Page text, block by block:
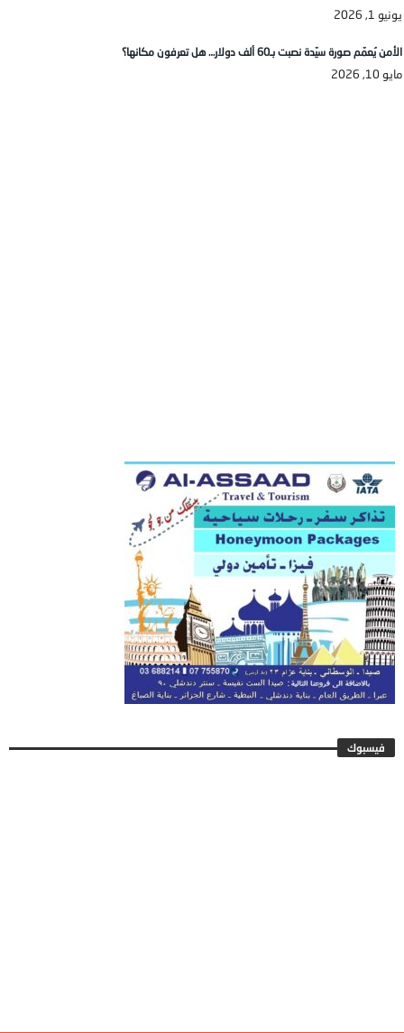
يونيو 1, 2026
الأمن يُعمّم صورة سيّدة نصبت بـ60 ألف دولار… هل تعرفون مكانها؟
مايو 10, 2026
فيسبوك